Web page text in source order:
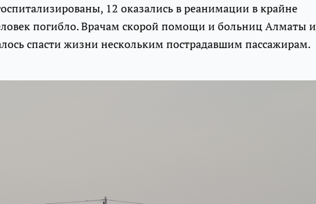
12 оказались в реанимации в крайне
погибло. Врачам скорой помощи и больниц Алматы и
спасти жизни нескольким пострадавшим пассажирам.